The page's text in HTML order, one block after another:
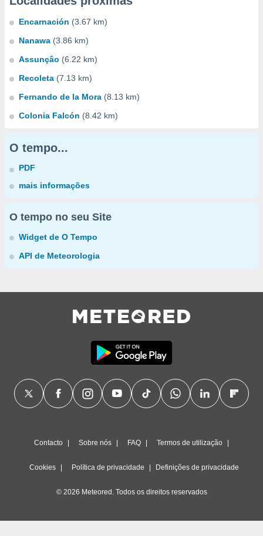
Encarnación (3.67 km)
Nanawa (3.86 km)
Assunçâo (6.22 km)
Recoleta (7.13 km)
Fernando de la Mora (8.13 km)
Colonia Falcón (8.42 km)
O tempo...
PDF
mais informações
O tempo no seu Site
Widget de O Tempo
API de Meteorologia
Contacto Sobre nós FAQ Termos de utilização
Cookies Política de privacidade Definições de privacidade
© 2026 Meteored. Todos os direitos reservados